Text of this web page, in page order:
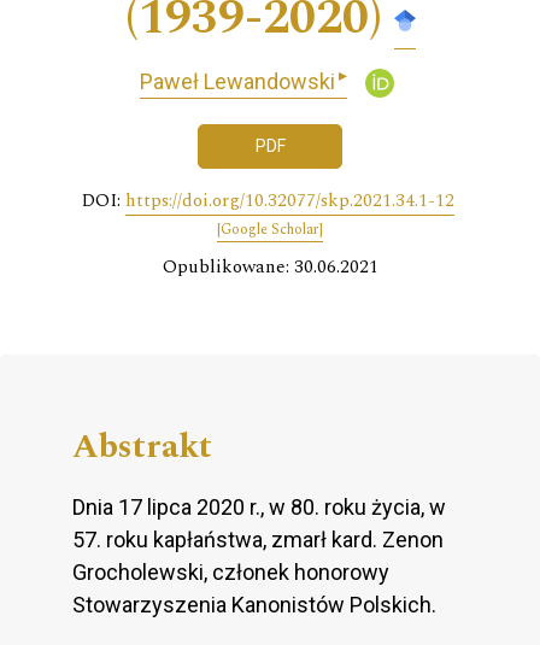
(1939-2020)
Paweł Lewandowski ▸
PDF
DOI: https://doi.org/10.32077/skp.2021.34.1-12
[Google Scholar]
Opublikowane: 30.06.2021
Abstrakt
Dnia 17 lipca 2020 r., w 80. roku życia, w
57. roku kapłaństwa, zmarł kard. Zenon
Grocholewski, członek honorowy
Stowarzyszenia Kanonistów Polskich.